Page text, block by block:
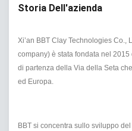
Storia Dell'azienda
Xi’an BBT Clay Technologies Co.,
company) è stata fondata nel 2015
di partenza della Via della Seta
ed Europa.
BBT si concentra sullo sviluppo